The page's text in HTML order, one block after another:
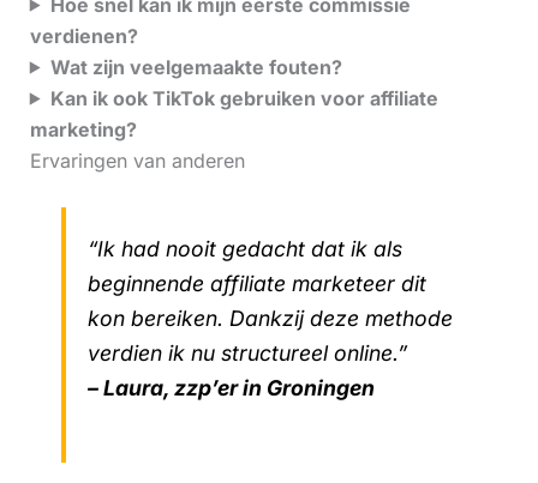
verdienen?
Wat zijn veelgemaakte fouten?
Kan ik ook TikTok gebruiken voor affiliate
marketing?
Ervaringen van anderen
“Ik had nooit gedacht dat ik als
beginnende affiliate marketeer dit
kon bereiken. Dankzij deze methode
verdien ik nu structureel online.”
– Laura, zzp’er in Groningen